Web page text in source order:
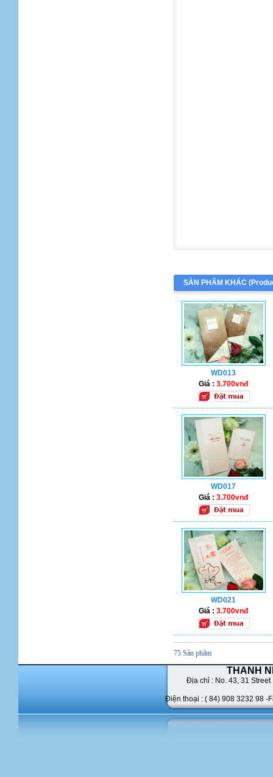
SẢN PHẨM KHÁC (
WD013
Giá :3.700vnđ
WD017
Giá :3.700vnđ
WD021
Giá :3.700vnđ
75 Sản phẩm
THANH
Địa chỉ : No. 43, 31 Street
Điện thoại : ( 84) 908 3232 98 -